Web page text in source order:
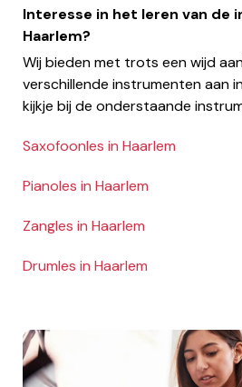
Interesse in het leren van de
Haarlem?
Wij bieden met trots een wijd
verschillende instrumenten aan
kijkje bij de onderstaande
Saxofoonles in Haarlem
Pianoles in Haarlem
Zangles in Haarlem
Drumles in Haarlem